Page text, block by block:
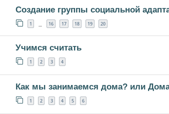
Создание группы социальной
1 16 17 18 19 20
Учимся считать
1 2 3 4
Как мы занимаемся дома? или
1 2 3 4 5 6